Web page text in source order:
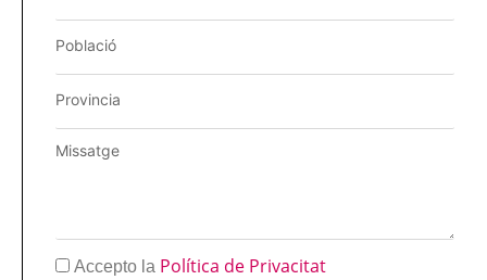
Accepto la Política de Privacitat